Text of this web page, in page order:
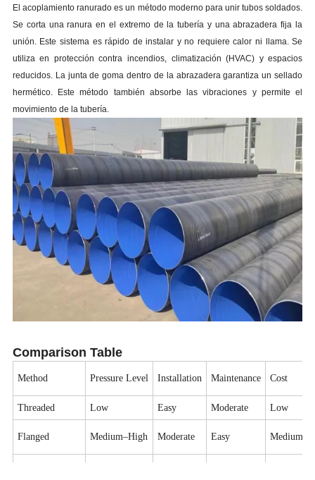
El acoplamiento ranurado es un método moderno para unir tubos soldados.
Se corta una ranura en el extremo de la tubería y una abrazadera fija la
unión. Este sistema es rápido de instalar y no requiere calor ni llama. Se
utiliza en protección contra incendios, climatización (HVAC) y espacios
reducidos. La junta de goma dentro de la abrazadera garantiza un sellado
hermético. Este método también absorbe las vibraciones y permite el
movimiento de la tubería.
Comparison Table
Method Pressure Level Installation Maintenance Cost
Threaded Low Easy Moderate Low
Flanged Medium–High Moderate Easy Medium